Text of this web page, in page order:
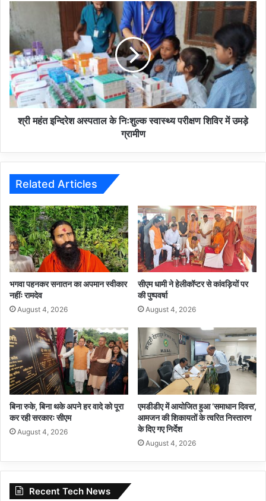
श्री महंत इन्दिरेश अस्पताल के निःशुल्क स्वास्थ्य परीक्षण शिविर में उमड़े
ग्रामीण
Related Articles
भगवा पहनकर सनातन का अपमान स्वीकार
नहींः रामदेव
August 4, 2026
सीएम धामी ने हेलीकॉप्टर से कांवड़ियों पर
की पुष्पवर्षा
August 4, 2026
बिना रुके, बिना थके अपने हर वादे को पूरा
कर रही सरकारः सीएम
August 4, 2026
एमडीडीए में आयोजित हुआ ‘समाधान दिवस’,
आमजन की शिकायतों के त्वरित निस्तारण
के दिए गए निर्देश
August 4, 2026
Recent Tech News